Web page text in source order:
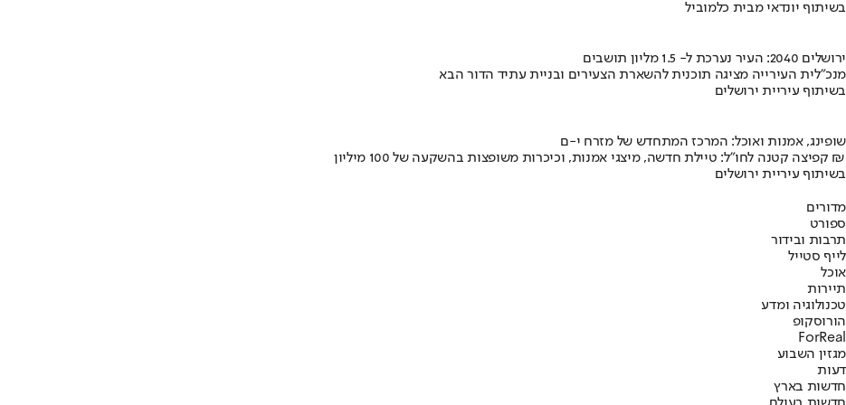
בשיתוף יונדאי מבית כלמוביל
ירושלים 2040: העיר נערכת ל- 1.5 מליון תושבים
מנכ"לית העירייה מציגה תוכנית להשארת הצעירים ובניית עתיד הדור הבא
בשיתוף עיריית ירושלים
שופינג, אמנות ואוכל: המרכז המתחדש של מזרח י-ם
קפיצה קטנה לחו"ל: טיילת חדשה, מיצגי אמנות, וכיכרות משופצות בהשקעה של 100 מיליון ₪
בשיתוף עיריית ירושלים
מדורים
ספורט
תרבות ובידור
לייף סטייל
אוכל
תיירות
טכנולוגיה ומדע
הורוסקופ
ForReal
מגזין השבוע
דעות
חדשות בארץ